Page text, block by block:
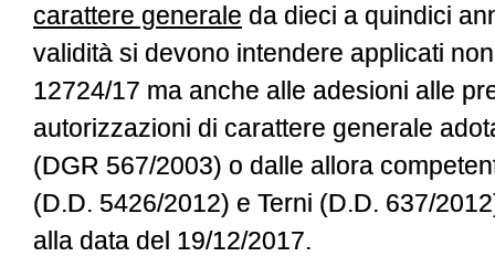
carattere generale da dieci a quindici
validità si devono intendere applicati
12724/17 ma anche alle adesioni alle
autorizzazioni di carattere generale
(DGR 567/2003) o dalle allora
(D.D. 5426/2012) e Terni (D.D. 637/
alla data del 19/12/2017.